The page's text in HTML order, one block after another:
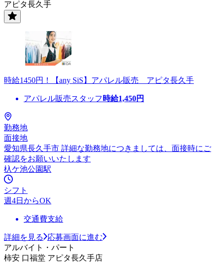
アピタ長久手
時給1450円！【any SiS】アパレル販売 アピタ長久手
アパレル販売スタッフ 時給1,450円
勤務地
面接地
愛知県長久手市 詳細な勤務地につきましては、面接時にご
確認をお願いいたします
杁ケ池公園駅
シフト
週4日からOK
交通費支給
詳細を見る
応募画面に進む
アルバイト・パート
柿安 口福堂 アピタ長久手店